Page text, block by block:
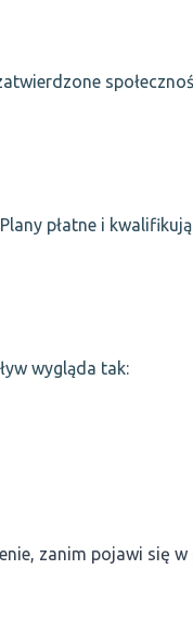
płatne i
wygląda tak:
zanim pojawi się w